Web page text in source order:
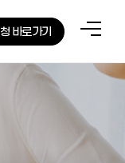
바로가기
메